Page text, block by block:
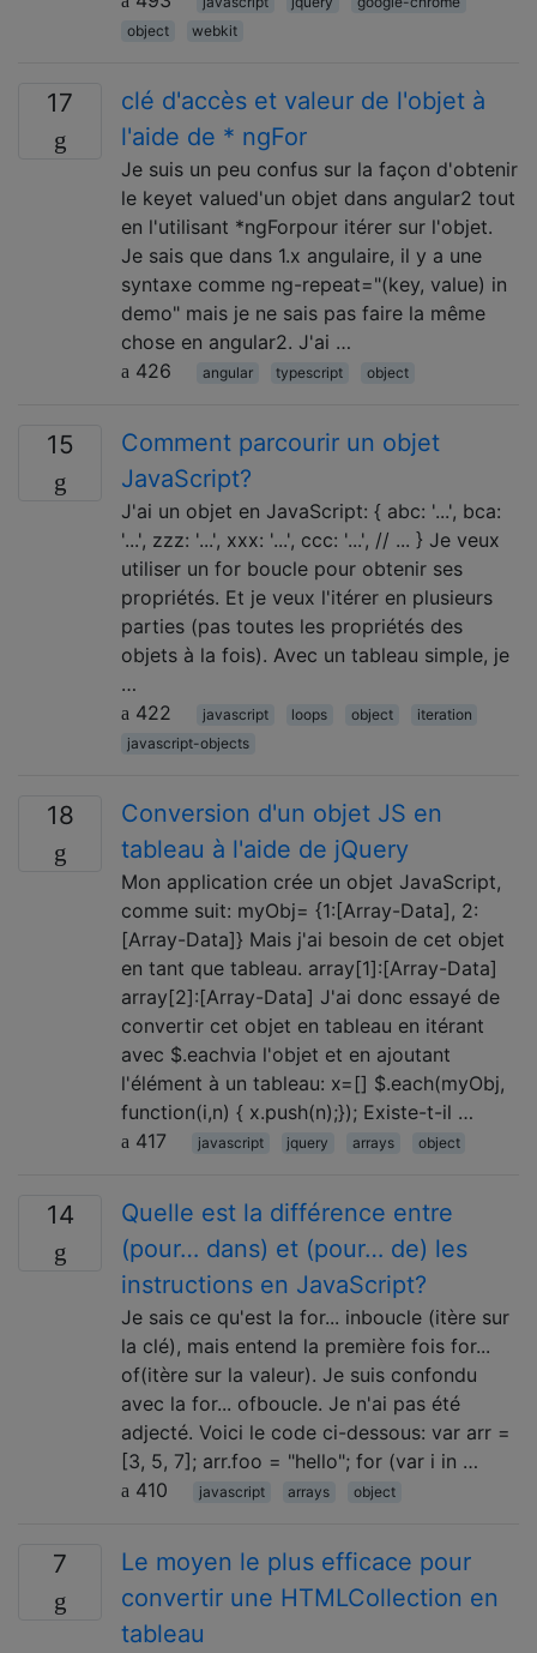
object
webkit
17
clé d'accès et valeur de l'objet à
l'aide de * ngFor
Je suis un peu confus sur la façon d'obtenir
le keyet valued'un objet dans angular2 tout
en l'utilisant *ngForpour itérer sur l'objet.
Je sais que dans 1.x angulaire, il y a une
syntaxe comme ng-repeat="(key, value) in
demo" mais je ne sais pas faire la même
chose en angular2. J'ai …
426
angular typescript object
15
Comment parcourir un objet
JavaScript?
J'ai un objet en JavaScript: { abc: '...', bca:
'...', zzz: '...', xxx: '...', ccc: '...', // ... } Je veux
utiliser un for boucle pour obtenir ses
propriétés. Et je veux l'itérer en plusieurs
parties (pas toutes les propriétés des
objets à la fois). Avec un tableau simple, je
…
422
javascript loops object
iteration
javascript-objects
18
Conversion d'un objet JS en
tableau à l'aide de jQuery
Mon application crée un objet JavaScript,
comme suit: myObj= {1:[Array-Data], 2:
[Array-Data]} Mais j'ai besoin de cet objet
en tant que tableau. array[1]:[Array-Data]
array[2]:[Array-Data] J'ai donc essayé de
convertir cet objet en tableau en itérant
avec $.eachvia l'objet et en ajoutant
l'élément à un tableau: x=[] $.each(myObj,
function(i,n) { x.push(n);}); Existe-t-il …
417
javascript jquery arrays object
14
Quelle est la différence entre
(pour… dans) et (pour… de) les
instructions en JavaScript?
Je sais ce qu'est la for... inboucle (itère sur
la clé), mais entend la première fois for...
of(itère sur la valeur). Je suis confondu
avec la for... ofboucle. Je n'ai pas été
adjecté. Voici le code ci-dessous: var arr =
[3, 5, 7]; arr.foo = "hello"; for (var i in …
410
javascript arrays object
7
Le moyen le plus efficace pour
convertir une HTMLCollection en
tableau